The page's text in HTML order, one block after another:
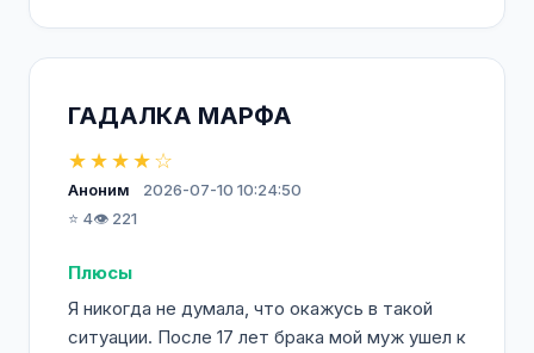
ГАДАЛКА МАРФА
★★★★☆
Аноним
2026-07-10 10:24:50
⭐ 4👁️ 221
Плюсы
Я никогда не думала, что окажусь в такой
ситуации. После 17 лет брака мой муж ушел к